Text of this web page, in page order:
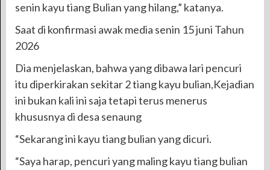
senin kayu tiang Bulian yang hilang,” katanya.
Saat di konfirmasi awak media senin 15 juni Tahun
2026
Dia menjelaskan, bahwa yang dibawa lari pencuri
itu diperkirakan sekitar 2 tiang kayu bulian,Kejadian
ini bukan kali ini saja tetapi terus menerus
khususnya di desa senaung
“Sekarang ini kayu tiang bulian yang dicuri.
“Saya harap, pencuri yang maling kayu tiang bulian